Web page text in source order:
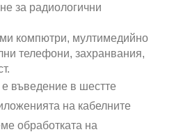
за радиологични
компютри, мултимедийно
телефони, захранвания,
въведение в шестте
на кабелните
обработката на